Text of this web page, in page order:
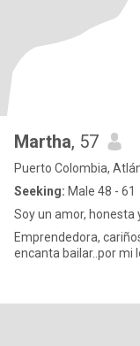
Martha, 57
Puerto Colombia,
Seeking: Male 48 - 61
Soy un amor, honesta
Emprendedora,
encanta bailar..por mi